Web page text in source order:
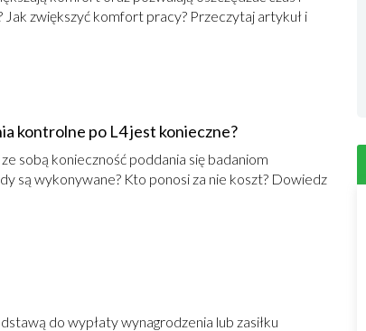
zwiększyć komfort pracy? Przeczytaj artykuł i
kontrolne po L4 jest konieczne?
sobą konieczność poddania się badaniom
są wykonywane? Kto ponosi za nie koszt? Dowiedz
do wypłaty wynagrodzenia lub zasiłku